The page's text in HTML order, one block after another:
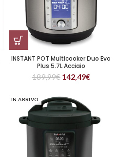
INSTANT POT Multicooker Duo Evo
Plus 5.7L Acciaio
189,99€ 142,49€
IN ARRIVO